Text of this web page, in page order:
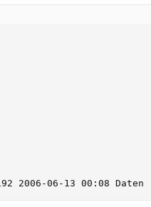
2006-06-13 00:08 Daten